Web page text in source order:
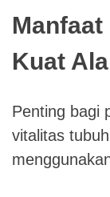
Kuat
Penting bagi
vitalitas